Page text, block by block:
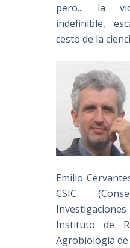
pero... la
indefinible,
cesto de la
Emilio
CSIC
Instituto de
Agrobiología de